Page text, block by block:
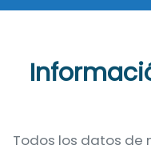
Todos los datos de